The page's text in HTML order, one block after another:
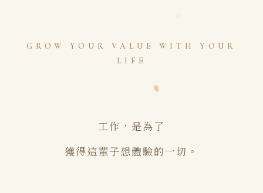
GROW YOUR VALUE WITH YOUR
LIFE
工作，是為了
獲得這輩子想體驗的一切。